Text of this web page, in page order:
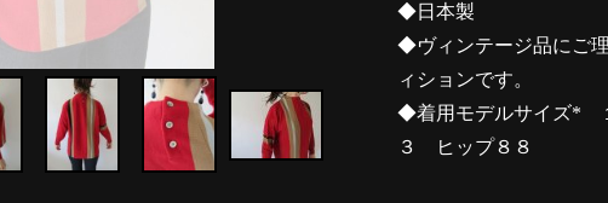
◆日本製
◆ヴィンテージ品にご
ィションです。
◆着用モデルサイズ*
３ ヒップ８８